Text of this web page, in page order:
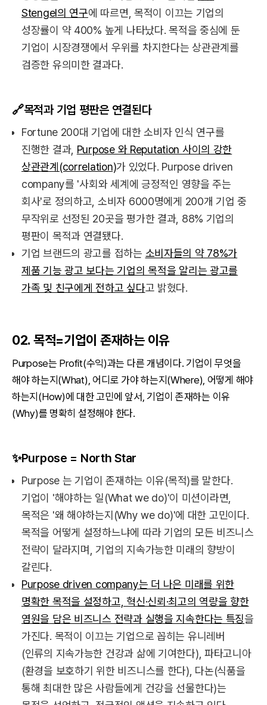
Stengel의 연구에 따르면, 목적이 이끄는 기업의
성장률이 약 400% 높게 나타났다. 목적을 중심에 둔
기업이 시장경쟁에서 우위를 차지한다는 상관관계를
검증한 유의미한 결과다.
🔗목적과 기업 평판은 연결된다
Fortune 200대 기업에 대한 소비자 인식 연구를
진행한 결과, Purpose 와 Reputation 사이의 강한
상관관계(correlation)가 있었다. Purpose driven
company를 '사회와 세계에 긍정적인 영향을 주는
회사'로 정의하고, 소비자 6000명에게 200개 기업 중
무작위로 선정된 20곳을 평가한 결과, 88% 기업의
평판이 목적과 연결됐다.
기업 브랜드의 광고를 접하는 소비자들의 약 78%가
제품 기능 광고 보다는 기업의 목적을 알리는 광고를
가족 및 친구에게 전하고 싶다고 밝혔다.
02. 목적=기업이 존재하는 이유
Purpose는 Profit(수익)과는 다른 개념이다. 기업이 무엇을
해야 하는지(What), 어디로 가야 하는지(Where), 어떻게 해야
하는지(How)에 대한 고민에 앞서, 기업이 존재하는 이유
(Why)를 명확히 설정해야 한다.
✨Purpose = North Star
Purpose 는 기업이 존재하는 이유(목적)를 말한다.
기업이 '해야하는 일(What we do)'이 미션이라면,
목적은 '왜 해야하는지(Why we do)'에 대한 고민이다.
목적을 어떻게 설정하느냐에 따라 기업의 모든 비즈니스
전략이 달라지며, 기업의 지속가능한 미래의 향방이
갈린다.
Purpose driven company는 더 나은 미래를 위한
명확한 목적을 설정하고, 혁신·신뢰·최고의 역량을 향한
염원을 담은 비즈니스 전략과 실행을 지속한다는 특징을
가진다. 목적이 이끄는 기업으로 꼽히는 유니레버
(인류의 지속가능한 건강과 삶에 기여한다), 파타고니아
(환경을 보호하기 위한 비즈니스를 한다), 다논(식품을
통해 최대한 많은 사람들에게 건강을 선물한다)는